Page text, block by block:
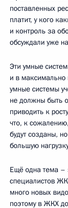
поставленных
платит, у кого
и контроль за
обсуждали уже
Эти умные
и в максимально
умные системы
не должны быть
приводить к
что, к
будут созданы,
большую
Ещё одна тема –
специалистов
много новых
поэтому в ЖКХ